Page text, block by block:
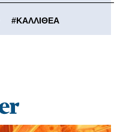
#ΚΑΛΛΙΘΕΑ